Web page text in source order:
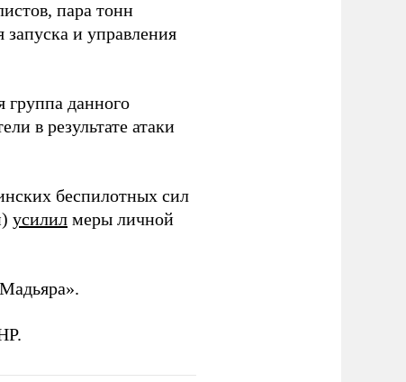
пара тонн
и управления
группа данного
в результате атаки
беспилотных сил
усилил меры личной